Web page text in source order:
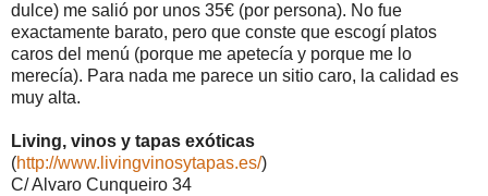
dulce) me salió por unos 35€ (por persona). No fue
exactamente barato, pero que conste que escogí platos
caros del menú (porque me apetecía y porque me lo
merecía). Para nada me parece un sitio caro, la calidad es
muy alta.
Living, vinos y tapas exóticas
(http://www.livingvinosytapas.es/)
C/ Alvaro Cunqueiro 34